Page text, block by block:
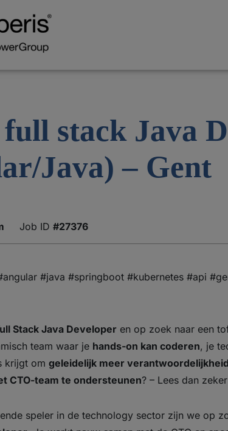
stack Java
Java) – Gent
#27376
#java #springboot #kubernetes #api
Stack Java Developer en op zoek naar een
team waar je hands-on kan coderen, je
krijgt om geleidelijk meer
CTO-team te ondersteunen? – Lees dan
speler in de technology sector zijn we op